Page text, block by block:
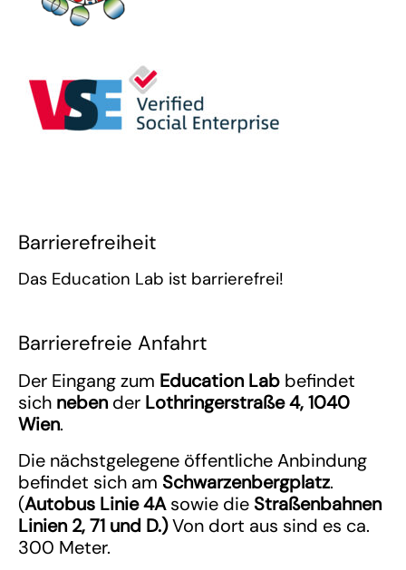
Barrierefreiheit
Das Education Lab ist barrierefrei!
Barrierefreie Anfahrt
Der Eingang zum Education Lab befindet
sich neben der Lothringerstraße 4, 1040
Wien.
Die nächstgelegene öffentliche Anbindung
befindet sich am Schwarzenbergplatz.
(Autobus Linie 4Asowie die Straßenbahnen
Linien 2, 71 und D.)Von dort aus sind es ca.
300 Meter.